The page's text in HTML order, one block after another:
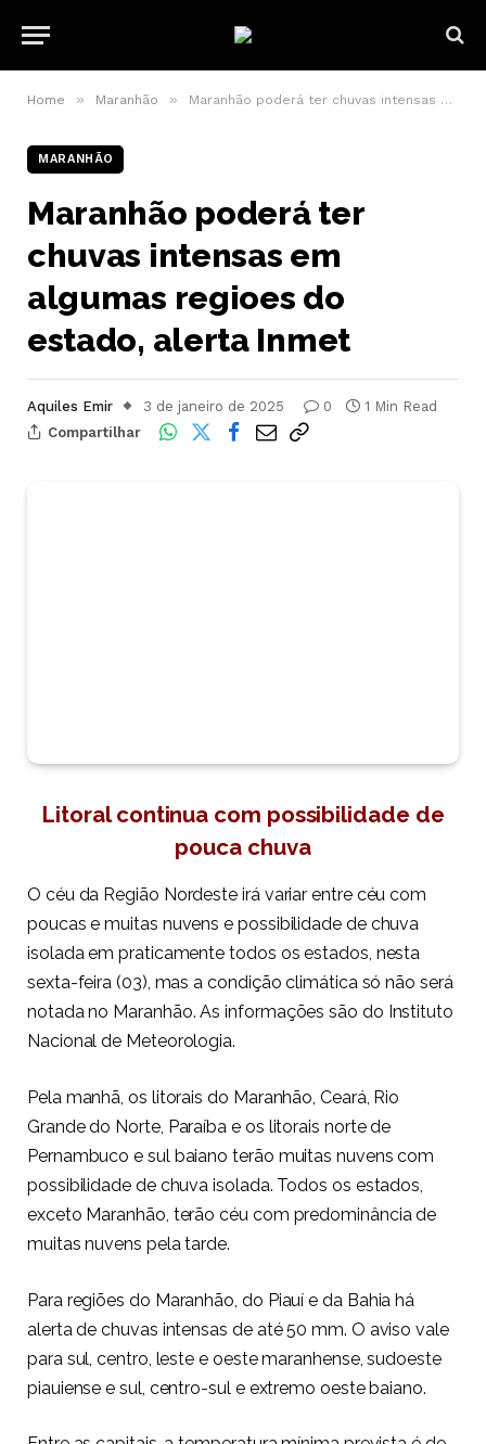
Home » Maranhão » Maranhão poderá ter chuvas intensas em algumas regioes do estado, alerta Inmet
MARANHÃO
Maranhão poderá ter
chuvas intensas em
algumas regioes do
estado, alerta Inmet
Aquiles Emir 3 de janeiro de 2025 0
1 Min Read
Compartilhar
Litoral continua com possibilidade de
pouca chuva
O céu da Região Nordeste irá variar entre céu com
poucas e muitas nuvens e possibilidade de chuva
isolada em praticamente todos os estados, nesta
sexta-feira (03), mas a condição climática só não será
notada no Maranhão. As informações são do Instituto
Nacional de Meteorologia.
Pela manhã, os litorais do Maranhão, Ceará, Rio
Grande do Norte, Paraíba e os litorais norte de
Pernambuco e sul baiano terão muitas nuvens com
possibilidade de chuva isolada. Todos os estados,
exceto Maranhão, terão céu com predominância de
muitas nuvens pela tarde.
Para regiões do Maranhão, do Piauí e da Bahia há
alerta de chuvas intensas de até 50 mm. O aviso vale
para sul, centro, leste e oeste maranhense, sudoeste
piauiense e sul, centro-sul e extremo oeste baiano.